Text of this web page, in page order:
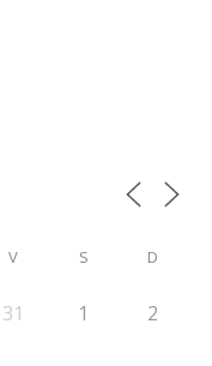
V S D
31 1 2